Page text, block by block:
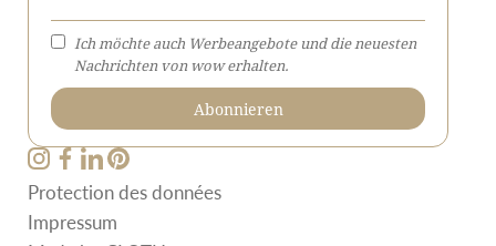
Ich möchte auch Werbeangebote und die neuesten
Nachrichten von wow erhalten.
Protection des données
Impressum